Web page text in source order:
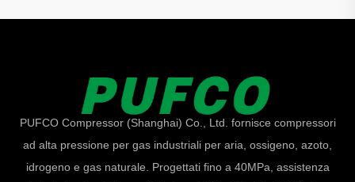
PUFCO Compressor (Shanghai) Co., Ltd. fornisce compressori
ad alta pressione per gas industriali per aria, ossigeno, azoto,
idrogeno e gas naturale. Progettati fino a 40MPa, assistenza